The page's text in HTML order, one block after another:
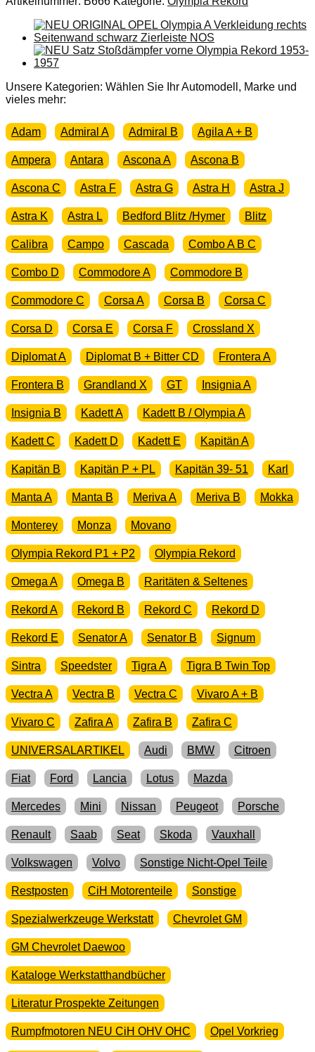
Opel
Olympia
Rekord
P2
Blinker
Dichtung
Glas
Gehäuse
Unsere Kategorien: Wählen Sie Ihr Automodell, Marke und
vieles mehr:
Adam Admiral A Admiral B Agila A + B
Ampera Antara Ascona A Ascona B
Ascona C Astra F Astra G Astra H Astra J
Astra K Astra L Bedford Blitz /Hymer Blitz
Calibra Campo Cascada Combo A B C
Combo D Commodore A Commodore B
Commodore C Corsa A Corsa B Corsa C
Corsa D Corsa E Corsa F Crossland X
Diplomat A Diplomat B + Bitter CD Frontera A
Frontera B Grandland X GT Insignia A
Insignia B Kadett A Kadett B / Olympia A
Kadett C Kadett D Kadett E Kapitän A
Kapitän B Kapitän P + PL Kapitän 39- 51 Karl
Manta A Manta B Meriva A Meriva B Mokka
Monterey Monza Movano
Olympia Rekord P1 + P2 Olympia Rekord
Omega A Omega B Raritäten & Seltenes
Rekord A Rekord B Rekord C Rekord D
Rekord E Senator A Senator B Signum
Sintra Speedster Tigra A Tigra B Twin Top
Vectra A Vectra B Vectra C Vivaro A + B
Vivaro C Zafira A Zafira B Zafira C
UNIVERSALARTIKEL Audi BMW Citroen
Fiat Ford Lancia Lotus Mazda
Mercedes Mini Nissan Peugeot Porsche
Renault Saab Seat Skoda Vauxhall
Volkswagen Volvo Sonstige Nicht-Opel Teile
Restposten CiH Motorenteile Sonstige
Spezialwerkzeuge Werkstatt Chevrolet GM
GM Chevrolet Daewoo
Kataloge Werkstatthandbücher
Literatur Prospekte Zeitungen
Rumpfmotoren NEU CiH OHV OHC Opel Vorkrieg